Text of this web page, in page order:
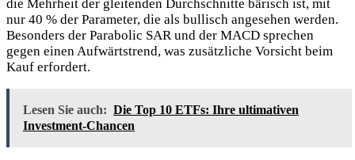
die Mehrheit der gleitenden Durchschnitte bärisch ist, mit
nur 40 % der Parameter, die als bullisch angesehen werden.
Besonders der Parabolic SAR und der MACD sprechen
gegen einen Aufwärtstrend, was zusätzliche Vorsicht beim
Kauf erfordert.
Lesen Sie auch: Die Top 10 ETFs: Ihre ultimativen
Investment-Chancen